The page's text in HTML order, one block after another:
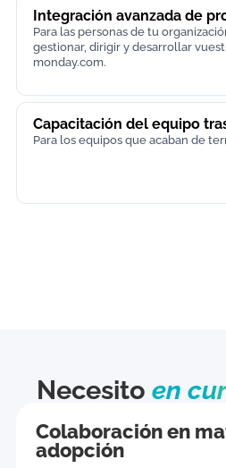
¿No estás seguro?
Introducción básica al
Para las personas de tu